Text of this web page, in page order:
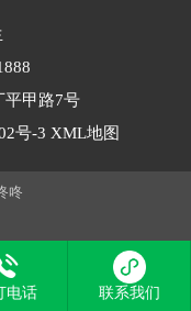
甲路7号
号-3 XML地图
咚
电话 联系我们